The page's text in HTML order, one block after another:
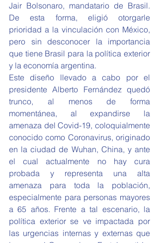
Jair Bolsonaro, mandatario de Brasil.
De esta forma, eligió otorgarle
prioridad a la vinculación con México,
pero sin desconocer la importancia
que tiene Brasil para la política exterior
y la economía argentina.
Este diseño llevado a cabo por el
presidente Alberto Fernández quedó
trunco, al menos de forma
momentánea, al expandirse la
amenaza del Covid-19, coloquialmente
conocido como Coronavirus, originado
en la ciudad de Wuhan, China, y ante
el cual actualmente no hay cura
probada y representa una alta
amenaza para toda la población,
especialmente para personas mayores
a 65 años. Frente a tal escenario, la
política exterior se ve impactada por
las urgencias internas y externas que